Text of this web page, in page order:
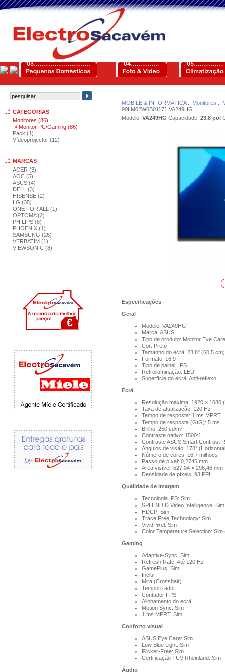
CATEGORIAS
Monitores (86)
» Monitor PC/Gaming (86)
Pack (1)
Vídeoprojector (12)
MARCAS
ACER (3)
AOC (5)
ASUS (4)
DELL (3)
HISENSE (2)
LG (35)
ONE FOR ALL (1)
OPTOMA (2)
PHILIPS (8)
PHOENIX (1)
SAMSUNG (26)
VERBATIM (1)
VIEWSONIC (8)
MOBILE & INFORMÁTICA:: Monitores ::
90LM02W0B01171 VA249HG
Modelo: VA249HG Capacidade: 23.8 pol
Especificações
Geral
Modelo: VA249HG
Marca: ASUS
Tipo de produto: Monitor Eye Care
Cor: Preto
Tamanho do ecrã: 23,8" (60,5 cm)
Formato: 16:9
Tipo de painel: IPS
Retroiluminação: LED
Superfície do ecrã: Anti-reflexo
Ecrã
Resolução máxima: 1920 × 1080
Taxa de atualização: 120 Hz
Tempo de resposta: 1 ms MPRT
Tempo de resposta (GtG): 5 ms
Brilho: 250 cd/m²
Contraste nativo: 1500:1
Contraste ASUS Smart Contrast
Ângulos de visão: 178°
Número de cores: 16,7 milhões
Passo de píxel: 0,2745 mm
Área visível: 527,04 × 296,46 mm
Densidade de píxeis: 93 PPI
Qualidade de imagem
Tecnologia IPS: Sim
SPLENDID Video Intelligence: Sim
HDCP: Sim
Trace Free Technology: Sim
VividPixel: Sim
Color Temperature Selection: Sim
Gaming
Adaptive-Sync: Sim
Refresh Rate: Até 120 Hz
GamePlus: Sim
Inclui:
Mira (Crosshair)
Temporizador
Contador FPS
Alinhamento do ecrã
Motion Sync: Sim
1 ms MPRT: Sim
Conforto visual
ASUS Eye Care: Sim
Low Blue Light: Sim
Flicker-Free: Sim
Certificação TÜV Rheinland: Sim
Áudio